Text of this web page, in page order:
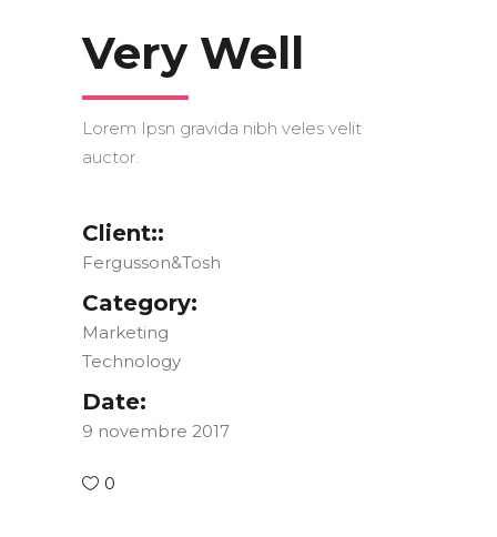
Very Well
Lorem Ipsn gravida nibh veles velit
auctor.
Client::
Fergusson&Tosh
Category:
Marketing
Technology
Date:
9 novembre 2017
0